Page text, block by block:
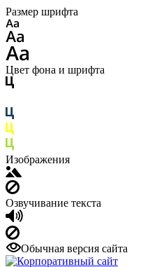
Размер шрифта
Цвет фона и шрифта
Изображения
Озвучивание текста
Обычная версия сайта